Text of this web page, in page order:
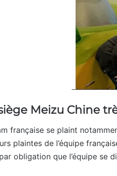
Meizu Chine
française se plaint
plaintes de l’équipe
obligation que l’équipe se